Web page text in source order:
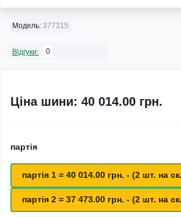
Модель: 377315
Відгуки: 0
Ціна шини: 40 014.00 грн.
партія
партія 1 = 40 014.00 грн. - (2 шт. на
партія 2 = 37 473.00 грн. - (2 шт. на